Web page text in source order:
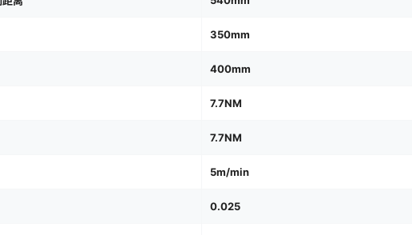
350mm
400mm
7.7NM
7.7NM
5m/min
0.025